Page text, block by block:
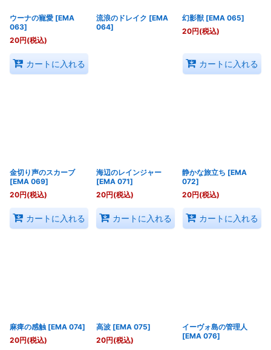
ウーナの寵愛 [EMA
063]
20円(税込)
カートに入れる
流浪のドレイク [EMA
064]
幻影獣 [EMA 065]
20円(税込)
カートに入れる
金切り声のスカーブ
[EMA 069]
20円(税込)
カートに入れる
海辺のレインジャー
[EMA 071]
20円(税込)
カートに入れる
静かな旅立ち [EMA
072]
20円(税込)
カートに入れる
麻痺の感触 [EMA 074]
20円(税込)
高波 [EMA 075]
20円(税込)
イーヴォ島の管理人
[EMA 076]